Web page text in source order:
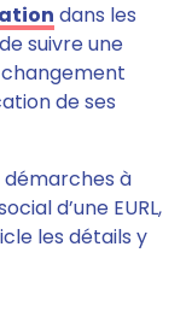
dans les
suivre une
de ses
à
d’une EURL,
les détails y